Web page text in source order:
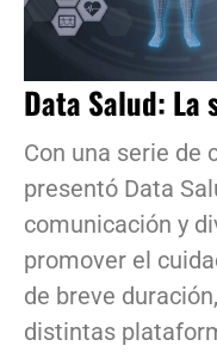
Data Salud: La
Con una serie de
presentó Data
comunicación y
promover el
de breve
distintas